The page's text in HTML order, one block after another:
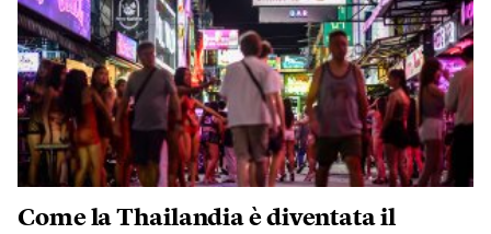
Come la Thailandia è diventata il